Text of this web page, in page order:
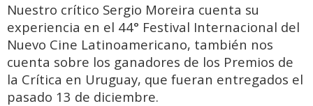
Nuestro crítico Sergio Moreira cuenta su
experiencia en el 44° Festival Internacional del
Nuevo Cine Latinoamericano, también nos
cuenta sobre los ganadores de los Premios de
la Crítica en Uruguay, que fueran entregados el
pasado 13 de diciembre.